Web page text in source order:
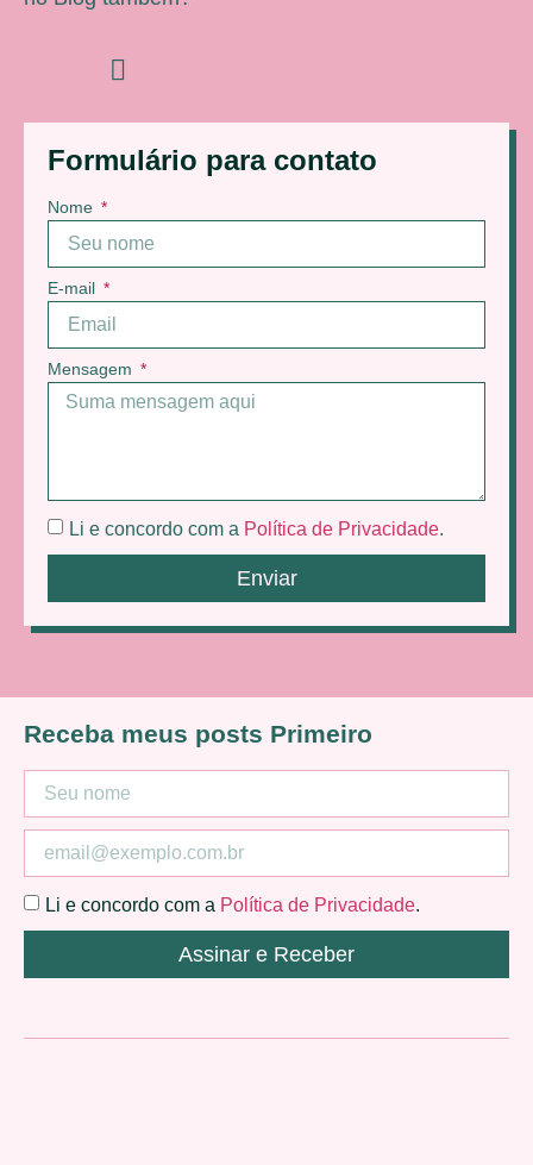
Formulário para contato
Nome
E-mail
Mensagem
Li e concordo com a Política de Privacidade.
Enviar
Receba meus posts Primeiro
Li e concordo com a Política de Privacidade.
Assinar e Receber